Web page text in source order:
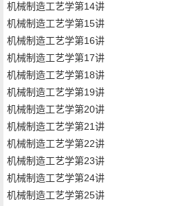
机械制造工艺学第14讲
机械制造工艺学第15讲
机械制造工艺学第16讲
机械制造工艺学第17讲
机械制造工艺学第18讲
机械制造工艺学第19讲
机械制造工艺学第20讲
机械制造工艺学第21讲
机械制造工艺学第22讲
机械制造工艺学第23讲
机械制造工艺学第24讲
机械制造工艺学第25讲